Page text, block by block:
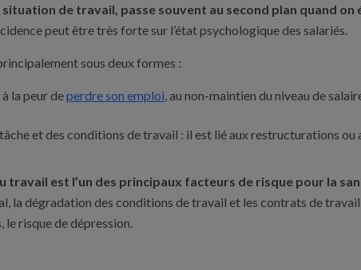
situation de travail, passe souvent au second plan quand on
peut être très forte sur l’état psychologique des salariés.
sous deux formes :
la peur deperdre son emploi, au non-maintien du niveau de
et des conditions de travail : il est lié aux restructurations ou
travail est l’un des principaux facteurs de risque pour la
la dégradation des conditions de travail et les contrats de
risque de dépression.